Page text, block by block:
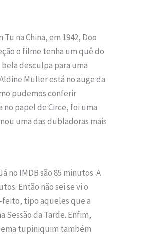
na China, em 1942, Doo
o filme tenha um quê do
desculpa para uma
Muller está no auge da
pudemos conferir
papel de Circe, foi uma
uma das dubladoras mais
no IMDB são 85 minutos. A
Então não sei se vi o
tipo aqueles que a
Sessão da Tarde. Enfim,
tupiniquim também